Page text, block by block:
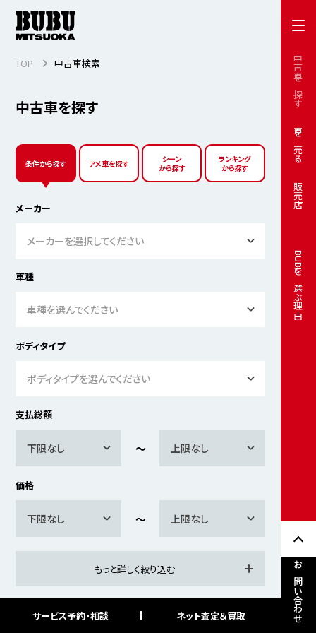
中古車を探す
車を売る
販売店
BUBUを選ぶ理由
お問い合わせ
中古車を探す
TOP 中古車検索
条件から探す アメ車を探す
シーン
から探す
ランキング
から探す
メーカー
メーカーを選択してください
車種
車種を選んでください
ボディタイプ
ボディタイプを選んでください
支払総額
下限なし 上限なし
価格
下限なし 上限なし
もっと詳しく絞り込む
検索
サービス予約・相談 ネット査定＆買取